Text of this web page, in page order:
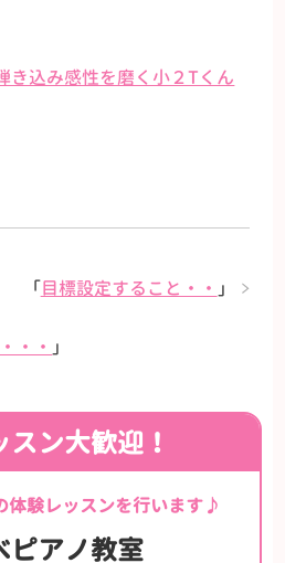
き込み感性を磨く小２Tくん
「目標設定すること・・ 」
・・ 」
ン大歓迎！
体験レッスンを行います♪
ピアノ教室